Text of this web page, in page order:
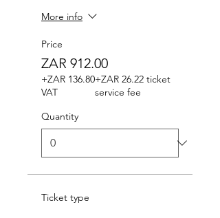
More info
Price
ZAR 912.00
+ZAR 136.80
VAT
+ZAR 26.22 ticket
service fee
Quantity
Ticket type